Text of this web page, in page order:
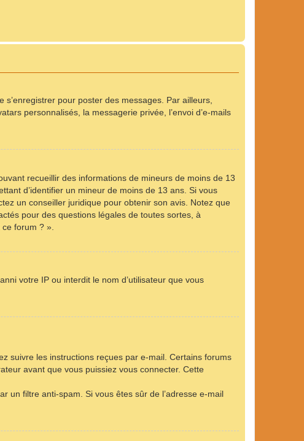
pour poster des messages. Par ailleurs,
personnalisés, la messagerie privée, l’envoi d’e-mails
recueillir des informations de mineurs de moins de 13
d’identifier un mineur de moins de 13 ans. Si vous
un conseiller juridique pour obtenir son avis. Notez que
pour des questions légales de toutes sortes, à
forum ? ».
votre IP ou interdit le nom d’utilisateur que vous
suivre les instructions reçues par e-mail. Certains forums
avant que vous puissiez vous connecter. Cette
un filtre anti-spam. Si vous êtes sûr de l’adresse e-mail